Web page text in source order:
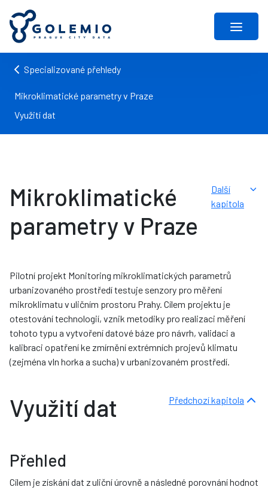
Specializované přehledy
Mikroklimatické parametry v Praze
Využití dat
Mikroklimatické
parametry v Praze
Další
kapitola
Pilotní projekt Monitoring mikroklimatických parametrů
urbanizovaného prostředí testuje senzory pro měření
mikroklimatu v uličním prostoru Prahy. Cílem projektu je
otestování technologií, vznik metodiky pro realizaci měření
tohoto typu a vytvoření datové báze pro návrh, validaci a
kalibraci opatření ke zmírnění extrémních projevů klimatu
(zejména vln horka a sucha) v urbanizovaném prostředí.
Využití dat Předchozí kapitola
Přehled
Cílem je získání dat z uliční úrovně a následné porovnání hodnot